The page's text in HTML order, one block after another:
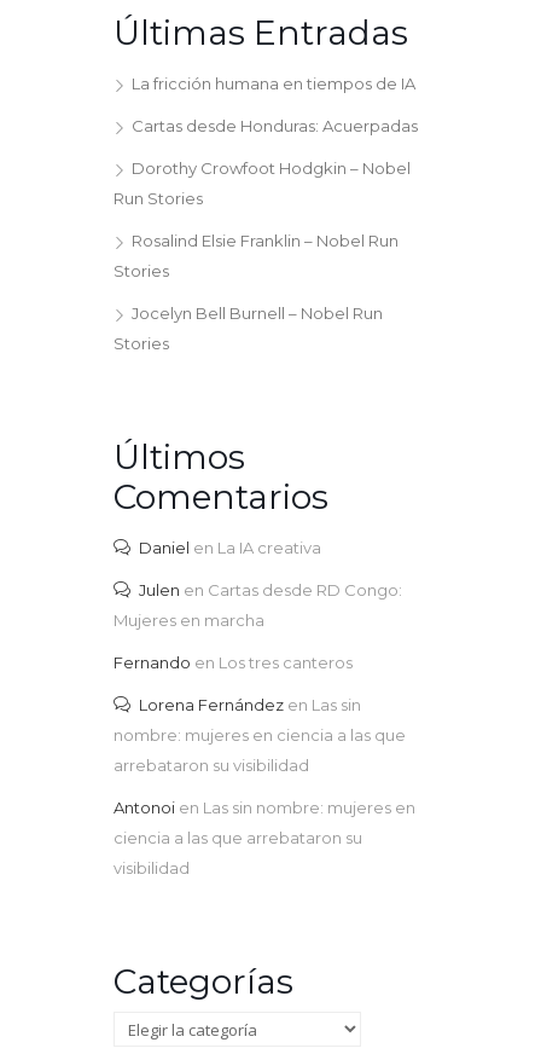
Últimas Entradas
La fricción humana en tiempos de IA
Cartas desde Honduras: Acuerpadas
Dorothy Crowfoot Hodgkin – Nobel
Run Stories
Rosalind Elsie Franklin – Nobel Run
Stories
Jocelyn Bell Burnell – Nobel Run
Stories
Últimos
Comentarios
Daniel en La IA creativa
Julen en Cartas desde RD Congo:
Mujeres en marcha
Fernando en Los tres canteros
Lorena Fernández en Las sin
nombre: mujeres en ciencia a las que
arrebataron su visibilidad
Antonoi en Las sin nombre: mujeres en
ciencia a las que arrebataron su
visibilidad
Categorías
Categorías